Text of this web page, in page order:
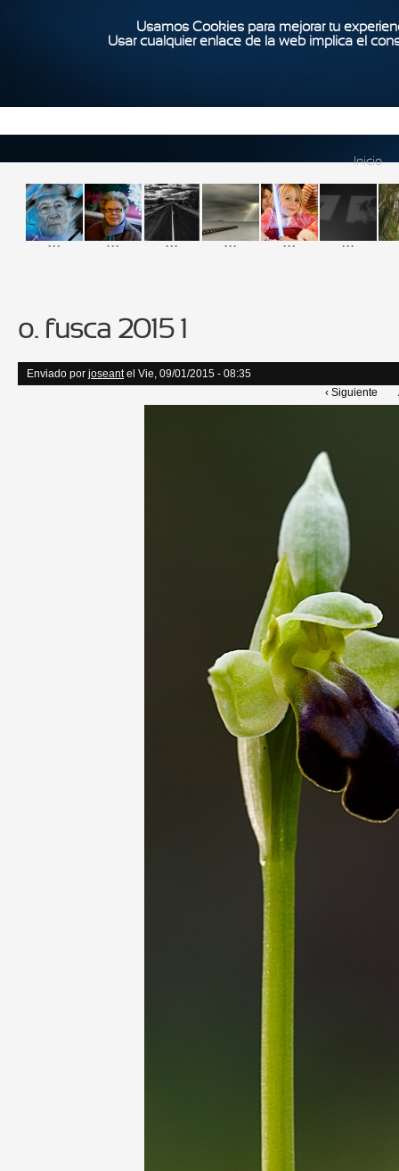
Usamos Cookies para mejorar tu
Usar cualquier enlace de la web implica el
Inicio
... ... ... ... ... ...
o. fusca 2015 1
Enviado por joseantel Vie, 09/01/2015 - 08:35
‹ Siguiente